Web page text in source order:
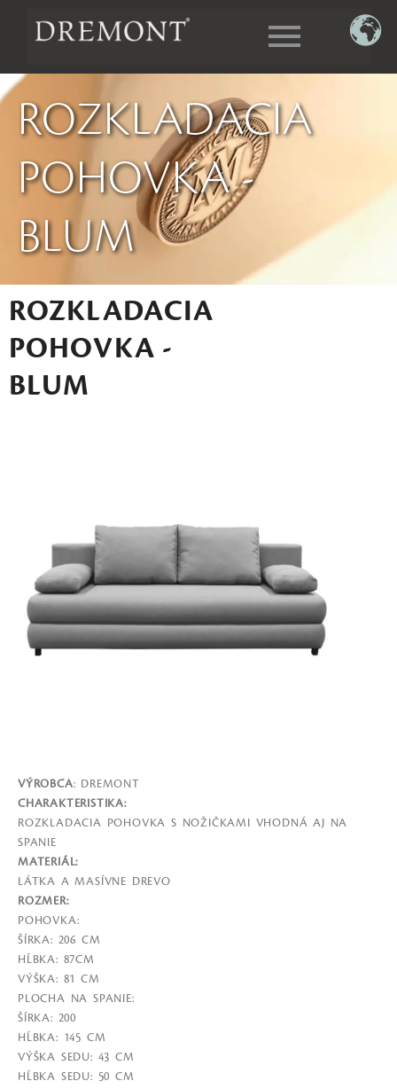
ROZKLADACIA
POHOVKA -
BLUM
ROZKLADACIA
POHOVKA -
BLUM
VÝROBCA: DREMONT
CHARAKTERISTIKA:
ROZKLADACIA POHOVKA S NOŽIČKAMI VHODNÁ AJ NA
SPANIE
MATERIÁL:
LÁTKA A MASÍVNE DREVO
ROZMER:
POHOVKA:
ŠÍRKA: 206 CM
HĹBKA: 87CM
VÝŠKA: 81 CM
PLOCHA NA SPANIE:
ŠÍRKA: 200
HĹBKA: 145 CM
VÝŠKA SEDU: 43 CM
HĹBKA SEDU: 50 CM